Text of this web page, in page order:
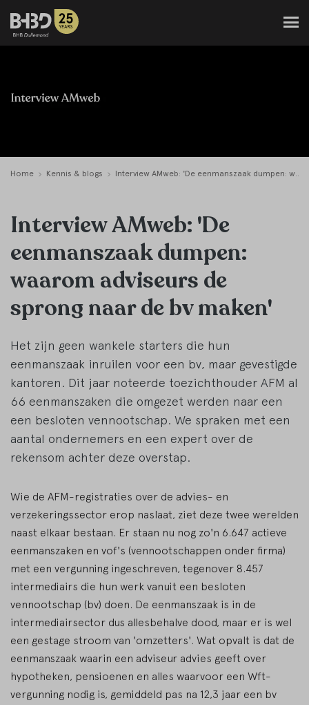
Home Kennis & blogs Interview AMweb: 'De eenmanszaak dumpen: waarom adviseurs de sprong naar de bv maken'
Interview AMweb: 'De
eenmanszaak dumpen:
waarom adviseurs de
sprong naar de bv maken'
Het zijn geen wankele starters die hun
eenmanszaak inruilen voor een bv, maar gevestigde
kantoren. Dit jaar noteerde toezichthouder AFM al
66 eenmanszaken die omgezet werden naar een
een besloten vennootschap. We spraken met een
aantal ondernemers en een expert over de
rekensom achter deze overstap.
Wie de AFM-registraties over de advies- en
verzekeringssector erop naslaat, ziet deze twee werelden
naast elkaar bestaan. Er staan nu nog zo'n 6.647 actieve
eenmanszaken en vof's (vennootschappen onder firma)
met een vergunning ingeschreven, tegenover 8.457
intermediairs die hun werk vanuit een besloten
vennootschap (bv) doen. De eenmanszaak is in de
intermediairsector dus allesbehalve dood, maar er is wel
een gestage stroom van 'omzetters'. Wat opvalt is dat de
eenmanszaak waarin een adviseur advies geeft over
hypotheken, pensioenen en alles waarvoor een Wft-
vergunning nodig is, gemiddeld pas na 12,3 jaar een bv